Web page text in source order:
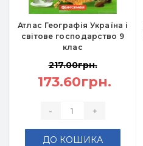
Атлас Географія Україна і
світове господарство 9
клас
217.00грн.
173.60грн.
- +
ДО КОШИКА